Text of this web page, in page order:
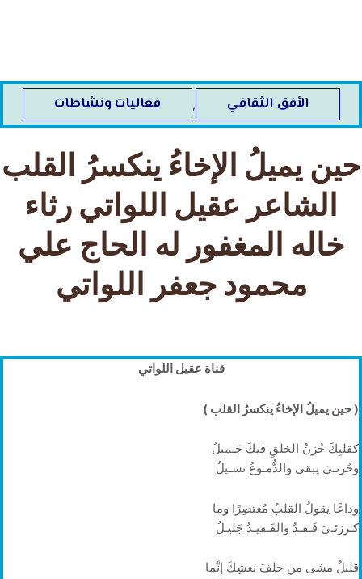
الأفق الثقافي , فعاليات ونشاطات
حين يميلُ الإخاءُ ينكسرُ القلب
الشاعر عقيل اللواتي رثاء
خاله المغفور له الحاج علي
محمود جعفر اللواتي
قناة عقيل اللواتي
( حين يميلُ الإخاءُ ينكسرُ القلب )
كقلبِكَ حُزنُ الخلقِ فيكَ جَـميلُ
وحُزنـيَ يبقى والدُّمـوعُ تسـيلُ
وداعًا يقولُ القلبُ مُعتصِرًا وما
كـرزئـيَ فَـقـدٌ والفَـقيـدُ جَليـلُ
قليلٌ مشى من خلفَ نعشِكَ إنَّما